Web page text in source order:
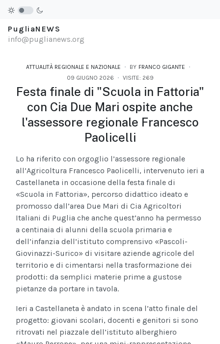
PugliaNEWS
info@puglianews.org
ATTUALITÀ REGIONALE E NAZIONALE BY FRANCO GIGANTE
09 GIUGNO 2026
VISITE: 269
Festa finale di "Scuola in Fattoria"
con Cia Due Mari ospite anche
l'assessore regionale Francesco
Paolicelli
Lo ha riferito con orgoglio l’assessore regionale
all’Agricoltura Francesco Paolicelli, intervenuto ieri a
Castellaneta in occasione della festa finale di
«Scuola in Fattoria», percorso didattico ideato e
promosso dall’area Due Mari di Cia Agricoltori
Italiani di Puglia che anche quest’anno ha permesso
a centinaia di alunni della scuola primaria e
dell’infanzia dell’istituto comprensivo «Pascoli-
Giovinazzi-Surico» di visitare aziende agricole del
territorio e di cimentarsi nella trasformazione dei
prodotti: da semplici materie prime a gustose
pietanze da portare in tavola.
Ieri a Castellaneta è andato in scena l’atto finale del
progetto: giovani scolari, docenti e genitori si sono
ritrovati nel piazzale dell’istituto alberghiero